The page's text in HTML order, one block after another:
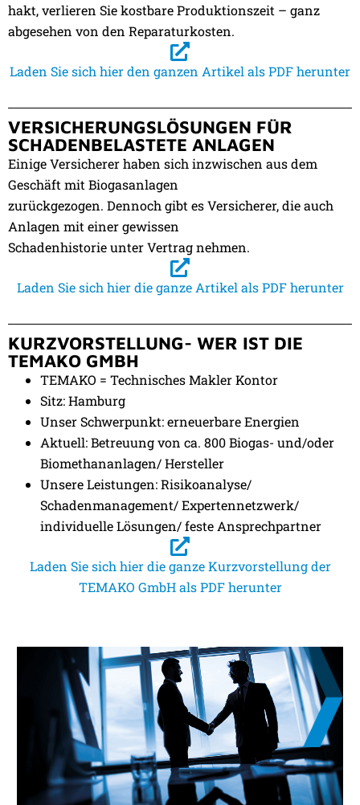
hakt, verlieren Sie kostbare Produktionszeit – ganz
abgesehen von den Reparaturkosten.
Laden Sie sich hier den ganzen Artikel als PDF herunter
VERSICHERUNGSLÖSUNGEN FÜR
SCHADENBELASTETE ANLAGEN
Einige Versicherer haben sich inzwischen aus dem
Geschäft mit Biogasanlagen
zurückgezogen. Dennoch gibt es Versicherer, die auch
Anlagen mit einer gewissen
Schadenhistorie unter Vertrag nehmen.
Laden Sie sich hier die ganze Artikel als PDF herunter
KURZVORSTELLUNG- WER IST DIE
TEMAKO GMBH
TEMAKO = Technisches Makler Kontor
Sitz: Hamburg
Unser Schwerpunkt: erneuerbare Energien
Aktuell: Betreuung von ca. 800 Biogas- und/oder
Biomethananlagen/ Hersteller
Unsere Leistungen: Risikoanalyse/
Schadenmanagement/ Expertennetzwerk/
individuelle Lösungen/ feste Ansprechpartner
Laden Sie sich hier die ganze Kurzvorstellung der
TEMAKO GmbH als PDF herunter